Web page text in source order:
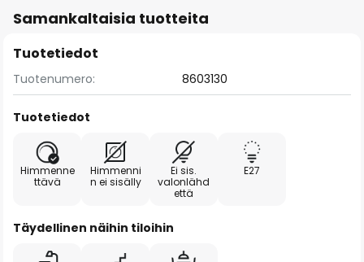
Samankaltaisia tuotteita
Tuotetiedot
Tuotenumero: 8603130
Tuotetiedot
Himmenne
ttävä
Himmenni
n ei sisälly
Ei sis.
valonlähd
että
E27
Täydellinen näihin tiloihin